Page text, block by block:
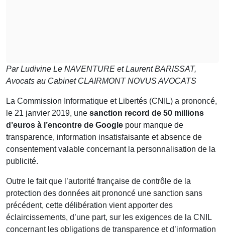
Par Ludivine Le NAVENTURE et Laurent BARISSAT,
Avocats au Cabinet CLAIRMONT NOVUS AVOCATS
La Commission Informatique et Libertés (CNIL) a prononcé,
le 21 janvier 2019, une sanction record de 50 millions
d’euros à l’encontre de Google pour manque de
transparence, information insatisfaisante et absence de
consentement valable concernant la personnalisation de la
publicité.
Outre le fait que l’autorité française de contrôle de la
protection des données ait prononcé une sanction sans
précédent, cette délibération vient apporter des
éclaircissements, d’une part, sur les exigences de la CNIL
concernant les obligations de transparence et d’information